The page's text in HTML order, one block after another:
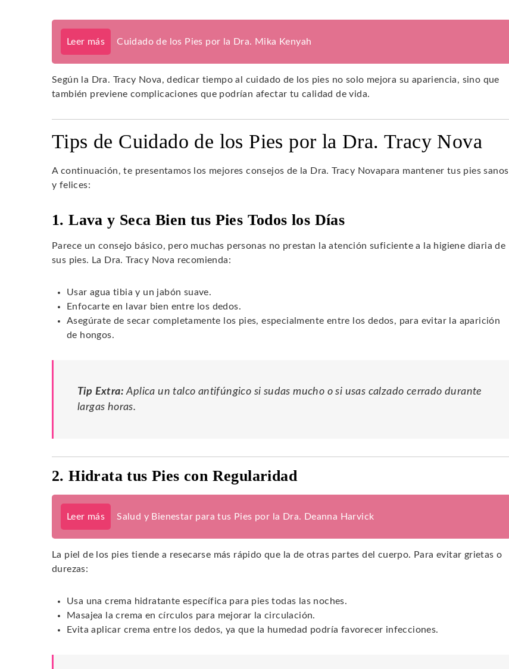
Leer más Cuidado de los Pies por la Dra. Mika Kenyah
Según la Dra. Tracy Nova, dedicar tiempo al cuidado de los pies no solo mejora su apariencia, sino que
también previene complicaciones que podrían afectar tu calidad de vida.
Tips de Cuidado de los Pies por la Dra. Tracy Nova
A continuación, te presentamos los mejores consejos de la Dra. Tracy Novapara mantener tus pies sanos
y felices:
1. Lava y Seca Bien tus Pies Todos los Días
Parece un consejo básico, pero muchas personas no prestan la atención suficiente a la higiene diaria de
sus pies. La Dra. Tracy Nova recomienda:
Usar agua tibia y un jabón suave.
Enfocarte en lavar bien entre los dedos.
Asegúrate de secar completamente los pies, especialmente entre los dedos, para evitar la aparición
de hongos.
Tip Extra: Aplica un talco antifúngico si sudas mucho o si usas calzado cerrado durante
largas horas.
2. Hidrata tus Pies con Regularidad
Leer más Salud y Bienestar para tus Pies por la Dra. Deanna Harvick
La piel de los pies tiende a resecarse más rápido que la de otras partes del cuerpo. Para evitar grietas o
durezas:
Usa una crema hidratante específica para pies todas las noches.
Masajea la crema en círculos para mejorar la circulación.
Evita aplicar crema entre los dedos, ya que la humedad podría favorecer infecciones.